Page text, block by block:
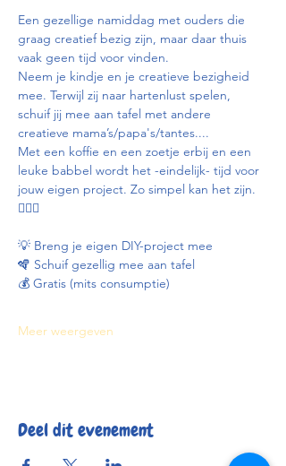
Een gezellige namiddag met ouders die
graag creatief bezig zijn, maar daar thuis
vaak geen tijd voor vinden.
Neem je kindje en je creatieve bezigheid
mee. Terwijl zij naar hartenlust spelen,
schuif jij mee aan tafel met andere
creatieve mama’s/papa's/tantes....
Met een koffie en een zoetje erbij en een
leuke babbel wordt het -eindelijk- tijd voor
jouw eigen project. Zo simpel kan het zijn.
💁🏼‍♀️
💡 Breng je eigen DIY-project mee
🪇 Schuif gezellig mee aan tafel
💰 Gratis (mits consumptie)
Meer weergeven
Deel dit evenement